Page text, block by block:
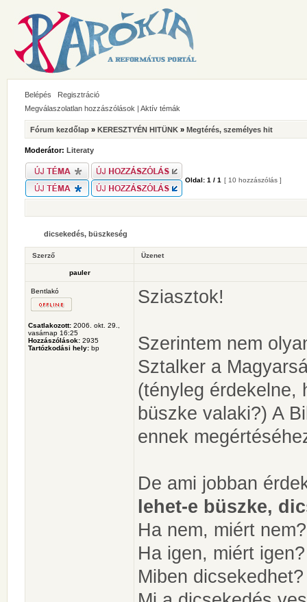
Belépés
Regisztráció
Megválaszolatlan hozzászólások | Aktív témák
Fórum kezdőlap » KERESZTYÉN HITÜNK » Megtérés, személyes hit
Moderátor: Literaty
Oldal: 1 / 1 [ 10 hozzászólás ]
dicsekedés, büszkeség
Szerző Üzenet
pauler
Bentlakó
Csatlakozott: 2006. okt. 29.,
vasárnap 16:25
Hozzászólások: 2935
Tartózkodási hely: bp
Sziasztok!
Szerintem nem
Sztalker a
(tényleg érdekelne,
büszke valaki?) A
ennek
De ami jobban
lehet-e büszke,
Ha nem, miért nem?
Ha igen, miért igen?
Miben dicsekedhet?